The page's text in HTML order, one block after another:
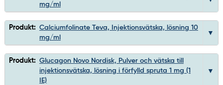
mg/ml
Produkt: Calciumfolinate Teva, Injektionsvätska, lösning 10
mg/ml
Produkt: Glucagon Novo Nordisk, Pulver och vätska till
injektionsvätska, lösning i förfylld spruta 1 mg (1
IE)